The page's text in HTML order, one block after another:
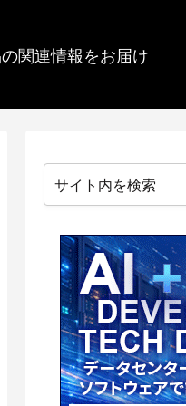
関連情報をお届け